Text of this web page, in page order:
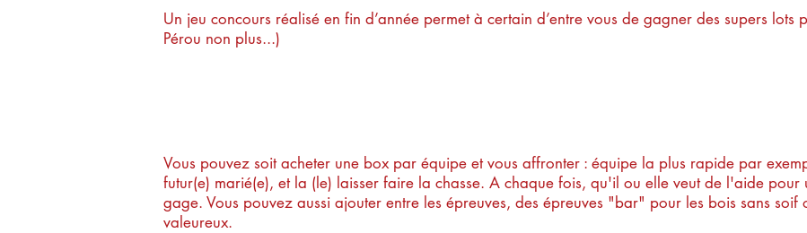
Un jeu concours réalisé en fin d’année permet à certain d’entre vous de gagner des supers lots
Pérou non plus...)
Vous pouvez soit acheter une box par équipe et vous affronter : équipe la plus rapide par
futur(e) marié(e), et la (le) laisser faire la chasse. A chaque fois, qu'il ou elle veut de l'aide pour
gage. Vous pouvez aussi ajouter entre les épreuves, des épreuves "bar" pour les bois sans soif
valeureux.